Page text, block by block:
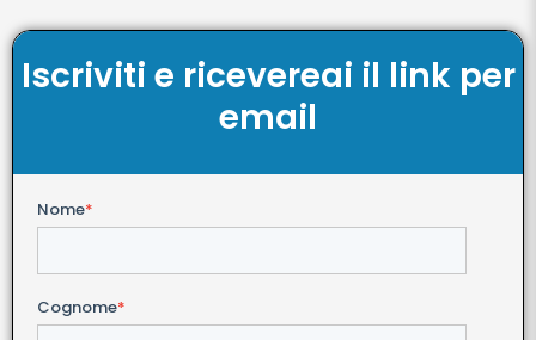
Iscriviti e ricevereai il link per
email
Nome*
Cognome*